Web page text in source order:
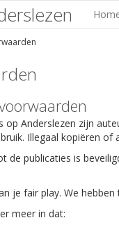
op Anderslezen zijn
Illegaal kopiëren of
de publicaties is
je fair play. We
meer in dat: